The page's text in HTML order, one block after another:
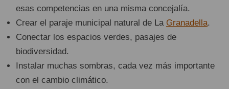
esas competencias en una misma concejalía.
Crear el paraje municipal natural de La Granadella.
Conectar los espacios verdes, pasajes de
biodiversidad.
Instalar muchas sombras, cada vez más importante
con el cambio climático.